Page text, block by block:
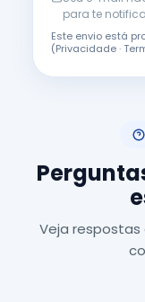
para te
Este envio está
(Privacidade·
Veja